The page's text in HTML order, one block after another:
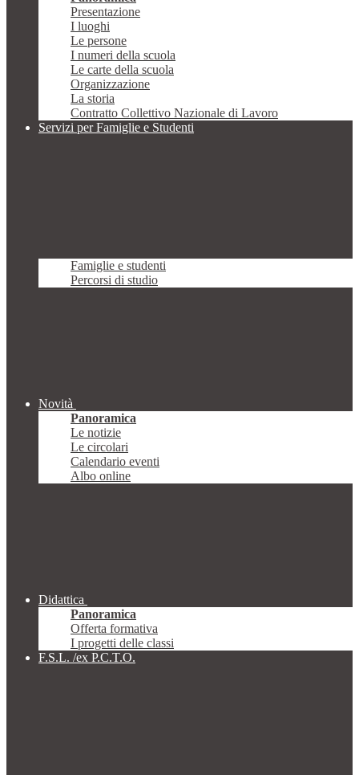
Presentazione
I luoghi
Le persone
I numeri della scuola
Le carte della scuola
Organizzazione
La storia
Contratto Collettivo Nazionale di Lavoro
Servizi per Famiglie e Studenti
Famiglie e studenti
Percorsi di studio
Novità
Panoramica
Le notizie
Le circolari
Calendario eventi
Albo online
Didattica
Panoramica
Offerta formativa
I progetti delle classi
F.S.L. /ex P.C.T.O.